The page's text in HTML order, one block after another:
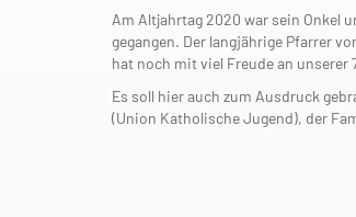
Am Altjahrtag 2020 war sein Onkel
gegangen. Der langjährige Pfarrer
hat noch mit viel Freude an unserer
Es soll hier auch zum Ausdruck
(Union Katholische Jugend), der